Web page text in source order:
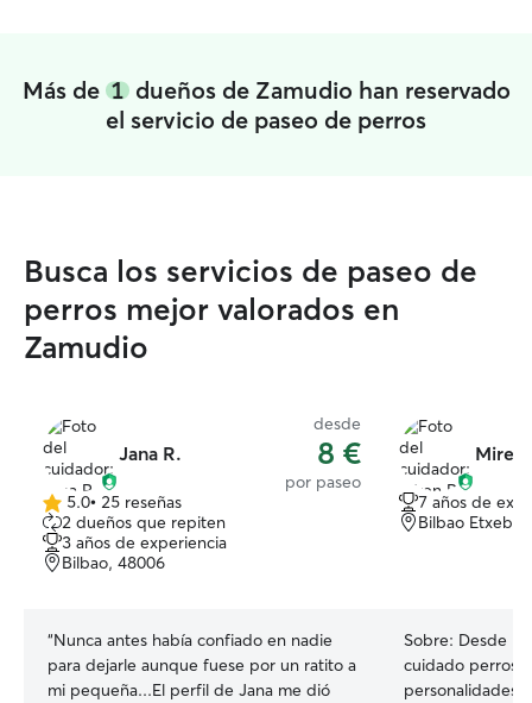
Más de 1dueños de Zamudio han reservado
el servicio de paseo de perros
Busca los servicios de paseo de
perros mejor valorados en
Zamudio
Jana R.
desde
8 €
por paseo
5.0
de
5
estrellas
5.0• 25 reseñas
2 dueños que repiten
3 años de experiencia
Bilbao, 48006
“Nunca antes había confiado en nadie
para dejarle aunque fuese por un ratito a
mi pequeña...El perfil de Jana me dió
Miren
7 años de
Bilbao
Sobre: Desde
cuidado perros
personalidades.